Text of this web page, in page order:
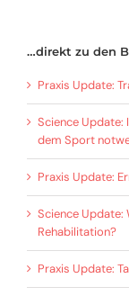
…direkt zu den
Praxis Update:
Science Update:
dem Sport
Praxis Update:
Science Update:
Rehabilitation?
Praxis Update: